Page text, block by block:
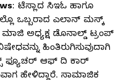
: ಟೆಸ್ಲಾದ ಸಿಇಓ ಹಾಗೂ
ಒಬ್ಬರಾದ ಎಲಾನ್ ಮಸ್ಕ್
ಅಧ್ಯಕ್ಷ ಡೊನಾಲ್ಡ್ ಟ್ರಂಪ್
ಹಿಂತಿರುಗಿಸುವುದಾಗಿ
ಫ್ಯೂಚರ್ ಆಫ್ ದಿ ಕಾರ್
ಹೇಳಿದ್ದಾರೆ. ಸಾಮಾಜಿಕ